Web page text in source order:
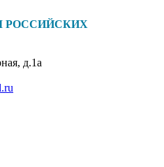
РОССИЙСКИХ
д.1а